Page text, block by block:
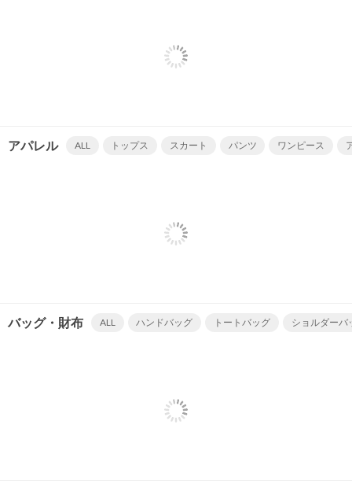
アパレル ALL トップス スカート パンツ ワンピース
バッグ・財布 ALL ハンドバッグ トートバッグ ショルダーバ